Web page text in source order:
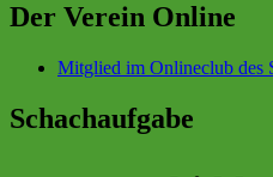
Der Verein Online
Mitglied im Onlineclub des
Schachaufgabe